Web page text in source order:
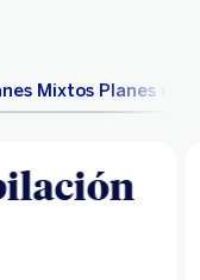
Mixtos Planes de